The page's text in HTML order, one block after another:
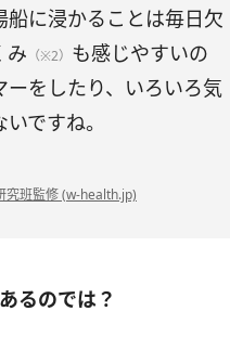
に浸かることは毎日欠
み （※2） も感じやすいの
をしたり、いろいろ気
ですね。
究班監修 (w-health.jp)
るのでは？